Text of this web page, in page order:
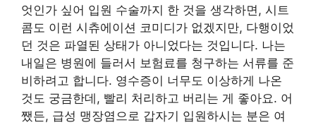
엇인가 싶어 입원 수술까지 한 것을 생각하면, 시트
콤도 이런 시츄에이션 코미디가 없겠지만, 다행이었
던 것은 파열된 상태가 아니었다는 것입니다. 나는
내일은 병원에 들러서 보험료를 청구하는 서류를 준
비하려고 합니다. 영수증이 너무도 이상하게 나온
것도 궁금한데, 빨리 처리하고 버리는 게 좋아요. 어
쨌든, 급성 맹장염으로 갑자기 입원하시는 분은 여